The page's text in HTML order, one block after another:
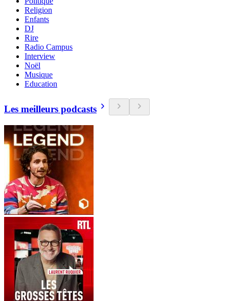
Religion
Enfants
DJ
Rire
Radio Campus
Interview
Noël
Musique
Education
Les meilleurs podcasts